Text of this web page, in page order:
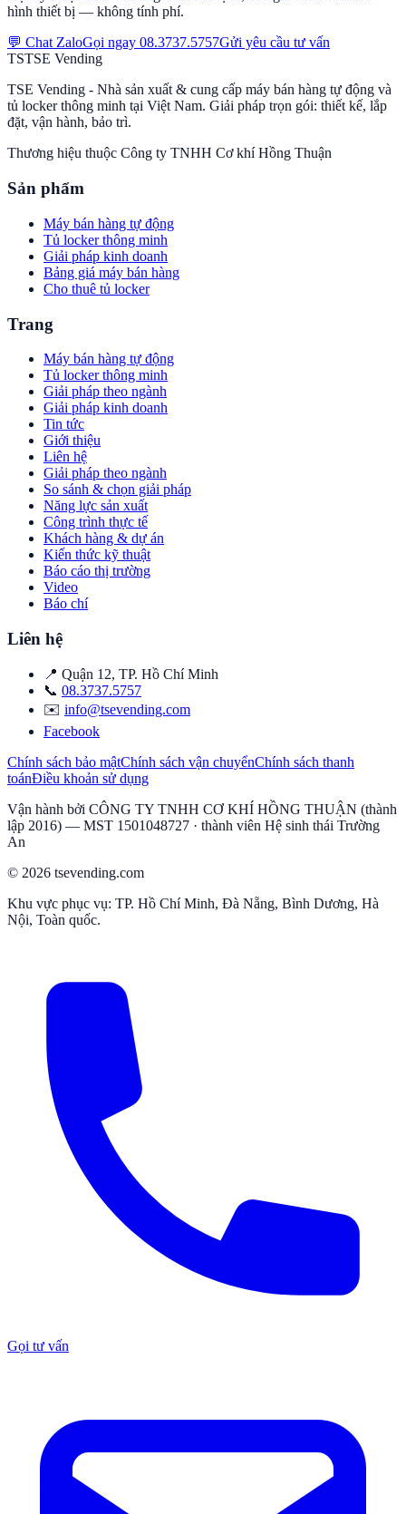
hình thiết bị — không tính phí.
💬 Chat ZaloGọi ngay 08.3737.5757Gửi yêu cầu tư vấn
TSTSE Vending
TSE Vending - Nhà sản xuất & cung cấp máy bán hàng tự động và
tủ locker thông minh tại Việt Nam. Giải pháp trọn gói: thiết kế, lắp
đặt, vận hành, bảo trì.
Thương hiệu thuộc Công ty TNHH Cơ khí Hồng Thuận
Sản phẩm
Máy bán hàng tự động
Tủ locker thông minh
Giải pháp kinh doanh
Bảng giá máy bán hàng
Cho thuê tủ locker
Trang
Máy bán hàng tự động
Tủ locker thông minh
Giải pháp theo ngành
Giải pháp kinh doanh
Tin tức
Giới thiệu
Liên hệ
Giải pháp theo ngành
So sánh & chọn giải pháp
Năng lực sản xuất
Công trình thực tế
Khách hàng & dự án
Kiến thức kỹ thuật
Báo cáo thị trường
Video
Báo chí
Liên hệ
📍 Quận 12, TP. Hồ Chí Minh
📞 08.3737.5757
✉️ info@tsevending.com
Facebook
Chính sách bảo mậtChính sách vận chuyểnChính sách thanh
toánĐiều khoản sử dụng
Vận hành bởi CÔNG TY TNHH CƠ KHÍ HỒNG THUẬN (thành
lập 2016) — MST 1501048727 · thành viên Hệ sinh thái Trường
An
© 2026 tsevending.com
Khu vực phục vụ: TP. Hồ Chí Minh, Đà Nẵng, Bình Dương, Hà
Nội, Toàn quốc.
Gọi tư vấn